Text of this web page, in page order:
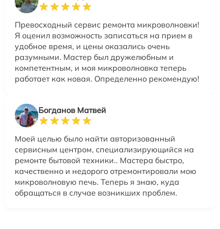
Превосходный сервис ремонта микроволновки!
Я оценил возможность записаться на прием в
удобное время, и цены оказались очень
разумными. Мастер был дружелюбным и
компетентным, и моя микроволновка теперь
работает как новая. Определенно рекомендую!
Богданов Матвей
Моей целью было найти авторизованный
сервисным центром, специализирующийся на
ремонте бытовой техники.. Мастера быстро,
качественно и недорого отремонтировали мою
микроволновую печь. Теперь я знаю, куда
обращаться в случае возникших проблем.